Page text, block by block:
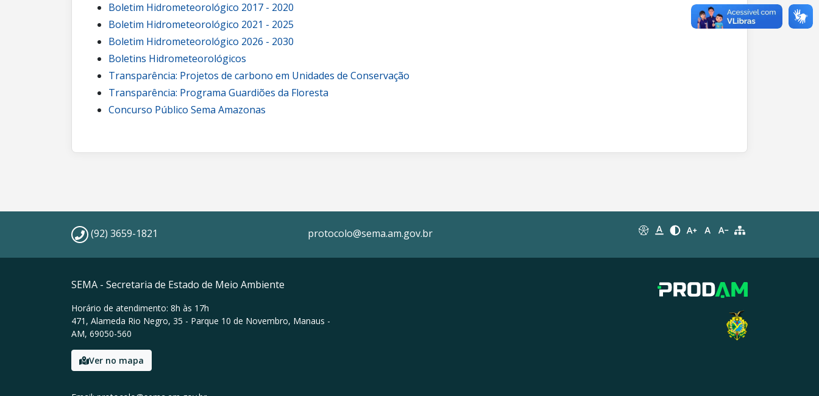
Boletim Hidrometeorológico 2017 - 2020
Boletim Hidrometeorológico 2021 - 2025
Boletim Hidrometeorológico 2026 - 2030
Boletins Hidrometeorológicos
Transparência: Projetos de carbono em Unidades de Conservação
Transparência: Programa Guardiões da Floresta
Concurso Público Sema Amazonas
(92) 3659-1821 protocolo@sema.am.gov.br
SEMA - Secretaria de Estado de Meio Ambiente
Horário de atendimento: 8h às 17h
471, Alameda Rio Negro, 35 - Parque 10 de Novembro, Manaus -
AM, 69050-560
Ver no mapa